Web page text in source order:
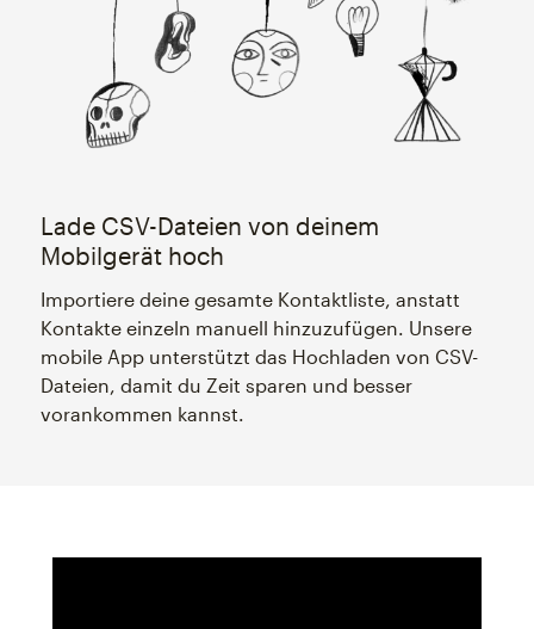
Lade CSV-Dateien von deinem
Mobilgerät hoch
Importiere deine gesamte Kontaktliste, anstatt
Kontakte einzeln manuell hinzuzufügen. Unsere
mobile App unterstützt das Hochladen von CSV-
Dateien, damit du Zeit sparen und besser
vorankommen kannst.